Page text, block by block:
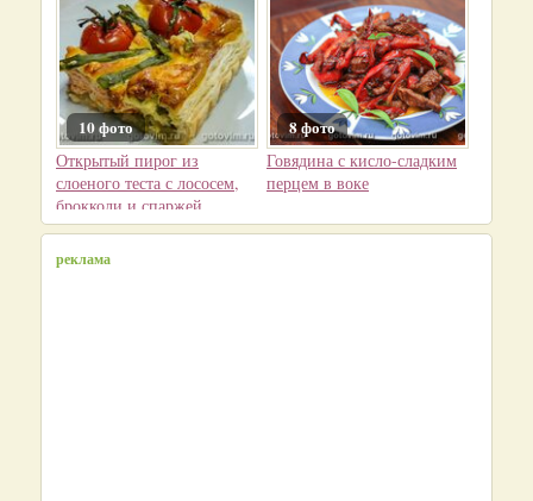
10 фото
Открытый пирог из
слоеного теста с лососем,
брокколи и спаржей
8 фото
Говядина с кисло-сладким
перцем в воке
реклама